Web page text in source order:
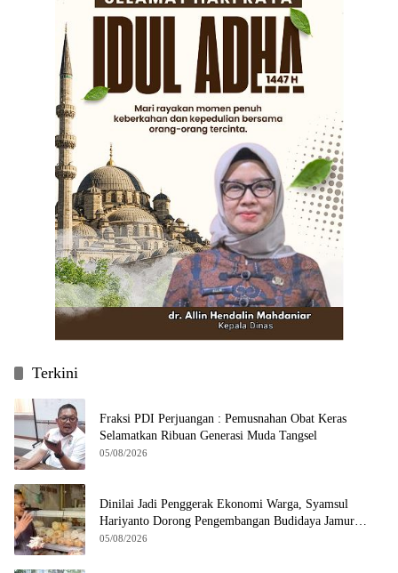
Terkini
Fraksi PDI Perjuangan : Pemusnahan Obat Keras
Selamatkan Ribuan Generasi Muda Tangsel
05/08/2026
Dinilai Jadi Penggerak Ekonomi Warga, Syamsul
Hariyanto Dorong Pengembangan Budidaya Jamur
Crispy di Serpong
05/08/2026